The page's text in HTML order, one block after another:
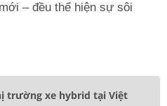
– đều thể hiện sự sôi
trường xe hybrid tại Việt